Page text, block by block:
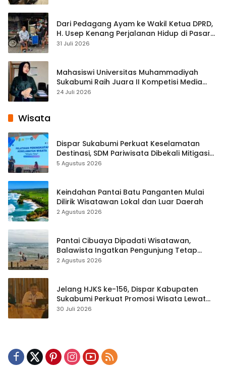
Dari Pedagang Ayam ke Wakil Ketua DPRD,
H. Usep Kenang Perjalanan Hidup di Pasar
Cisaat
31 Juli 2026
Mahasiswi Universitas Muhammadiyah
Sukabumi Raih Juara II Kompetisi Media
Pembelajaran Digital Tingkat Internasional
24 Juli 2026
Wisata
Dispar Sukabumi Perkuat Keselamatan
Destinasi, SDM Pariwisata Dibekali Mitigasi
hingga Teknik Evakuasi
5 Agustus 2026
Keindahan Pantai Batu Panganten Mulai
Dilirik Wisatawan Lokal dan Luar Daerah
2 Agustus 2026
Pantai Cibuaya Dipadati Wisatawan,
Balawista Ingatkan Pengunjung Tetap
Waspada
2 Agustus 2026
Jelang HJKS ke-156, Dispar Kabupaten
Sukabumi Perkuat Promosi Wisata Lewat
Publikasi Digital
30 Juli 2026